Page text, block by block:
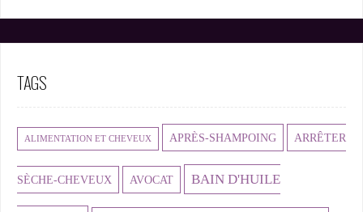
TAGS
ALIMENTATION ET CHEVEUX APRÈS-SHAMPOING ARRÊTER
SÈCHE-CHEVEUX AVOCAT BAIN D'HUILE